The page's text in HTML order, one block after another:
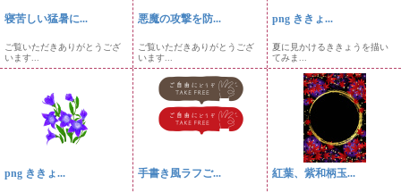
寝苦しい猛暑に...
ご覧いただきありがとうござ
います...
悪魔の攻撃を防...
ご覧いただきありがとうござ
います...
png ききょ...
夏に見かけるききょうを描い
てみま...
png ききょ... 手書き風ラフご... 紅葉、紫和柄玉...